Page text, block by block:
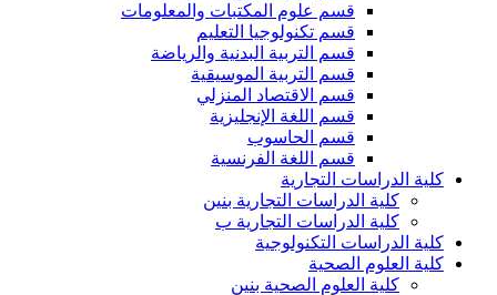
قسم علوم المكتبات والمعلومات
قسم تكنولوجيا التعليم
قسم التربية البدنية والرياضة
قسم التربية الموسيقية
قسم الاقتصاد المنزلي
قسم اللغة الإنجليزية
قسم الحاسوب
قسم اللغة الفرنسية
كلية الدراسات التجارية
كلية الدراسات التجارية بنين
كلية الدراسات التجارية ب
كلية الدراسات التكنولوجية
كلية العلوم الصحية
كلية العلوم الصحية بنين